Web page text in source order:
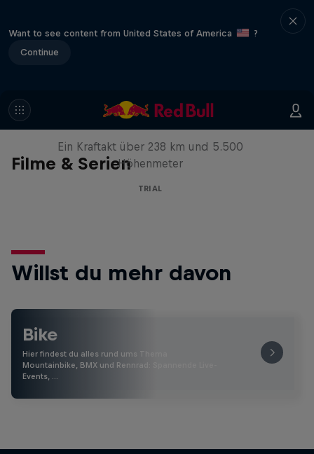
Want to see content from United States of America
?
Continue
Filme & Serien
Ötztaler Radmarathon -
Geschichte eines Mythos
Ein Kraftakt über 238 km und 5.500
Höhenmeter
TRIAL
Willst du mehr davon
Bike
Hier findest du alles rund ums Thema
Mountainbike, BMX und Rennrad: Spannende Live-
Events, …